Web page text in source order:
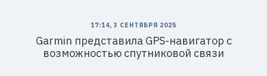
17:14, 3 СЕНТЯБРЯ 2025
Garmin представила GPS-навигатор с
возможностью спутниковой связи